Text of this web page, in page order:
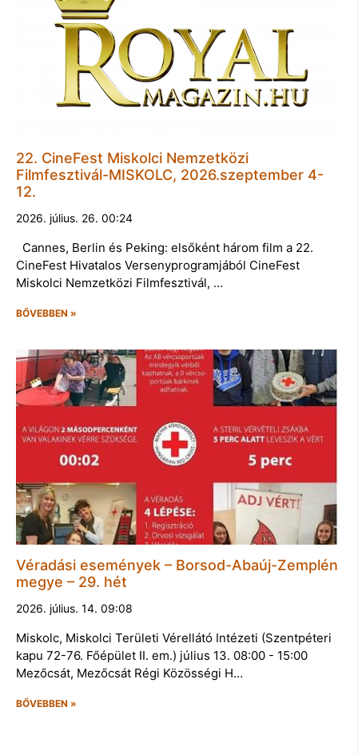
22. CineFest Miskolci Nemzetközi
Filmfesztivál-MISKOLC, 2026.szeptember 4-
12.
2026. július. 26. 00:24
Cannes, Berlin és Peking: elsőként három film a 22.
CineFest Hivatalos Versenyprogramjából CineFest
Miskolci Nemzetközi Filmfesztivál, …
BŐVEBBEN »
Véradási események – Borsod-Abaúj-Zemplén
megye – 29. hét
2026. július. 14. 09:08
Miskolc, Miskolci Területi Vérellátó Intézeti (Szentpéteri
kapu 72-76. Főépület II. em.) július 13. 08:00 - 15:00
Mezőcsát, Mezőcsát Régi Közösségi H…
BŐVEBBEN »